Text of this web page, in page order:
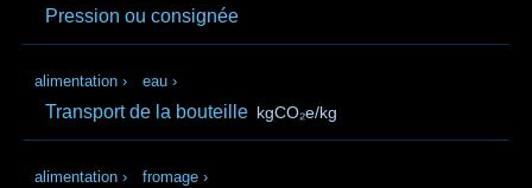
Pression ou consignée
alimentation › eau ›
Transport de la bouteille kgCO₂e/kg
alimentation › fromage ›